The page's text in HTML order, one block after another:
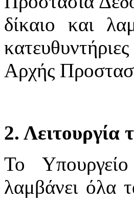
δίκαιο και
Αρχής
2.
Το
λαμβάνει όλα